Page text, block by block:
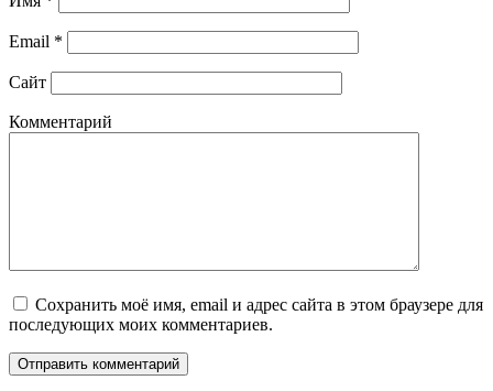
Email *
Сайт
Комментарий
Сохранить моё имя, email и адрес сайта в этом браузере для
последующих моих комментариев.